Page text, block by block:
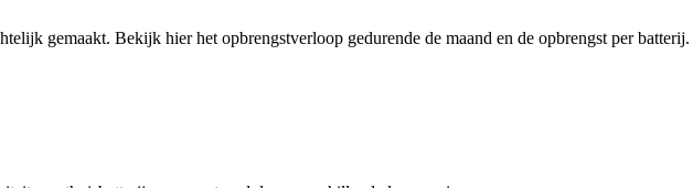
gemaakt. Bekijk hier het opbrengstverloop gedurende de maand en de opbrengst per batterij.